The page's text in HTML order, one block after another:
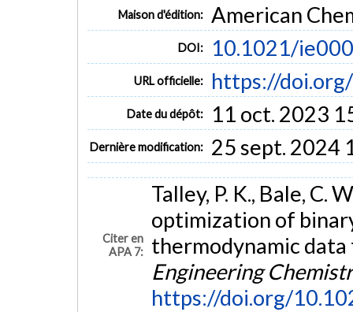
Maison d'édition: American
DOI: 10.1021/
URL officielle: https://
Date du dépôt: 11 oct. 2023
Dernière modification: 25 sept. 2024
Citer en
APA 7:
Talley, P. K., Bale, C.
optimization of
thermodynamic
Engineering
https://doi.org/